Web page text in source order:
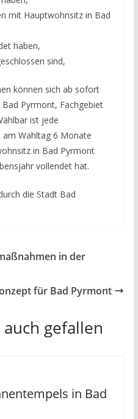
mit Hauptwohnsitz in Bad
haben,
sind,
können sich ab sofort
Bad Pyrmont, Fachgebiet
ist jede
Wahltag 6 Monate
in Bad Pyrmont
vollendet hat.
die Stadt Bad
in der
für Bad Pyrmont
gefallen
in Bad